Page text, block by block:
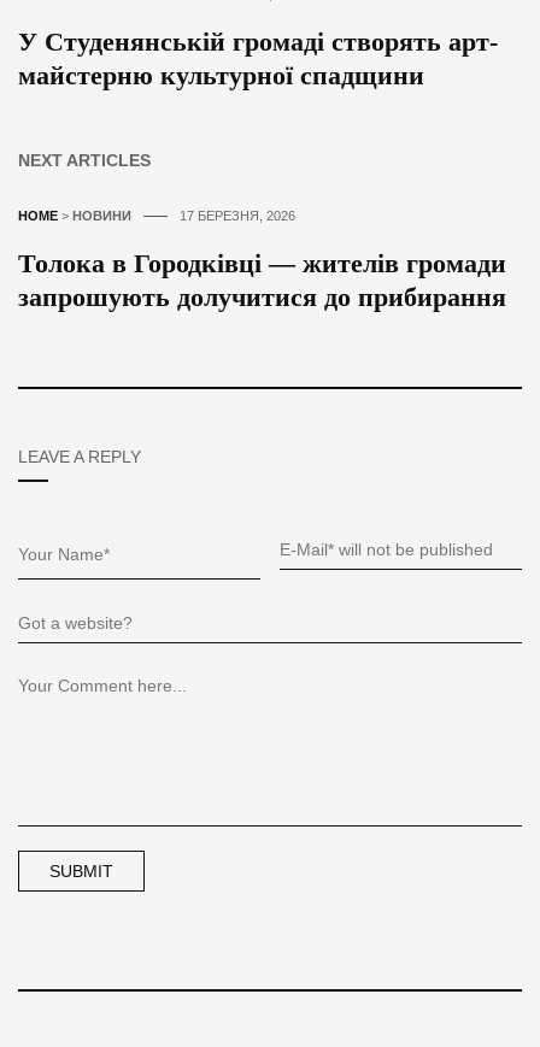
У Студенянській громаді створять арт-
майстерню культурної спадщини
NEXT ARTICLES
HOME > НОВИНИ 17 БЕРЕЗНЯ, 2026
Толока в Городківці — жителів громади
запрошують долучитися до прибирання
LEAVE A REPLY